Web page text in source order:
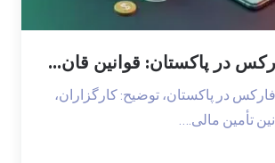
در پاکستان: قوانین قان...
در پاکستان، توضیح: کارگزاران،
مالی.…